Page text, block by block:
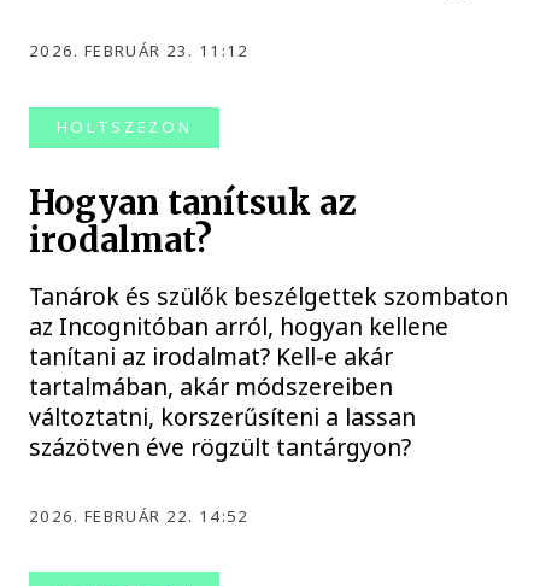
2026. FEBRUÁR 23. 11:12
HOLTSZEZON
Hogyan tanítsuk az
irodalmat?
Tanárok és szülők beszélgettek szombaton
az Incognitóban arról, hogyan kellene
tanítani az irodalmat? Kell-e akár
tartalmában, akár módszereiben
változtatni, korszerűsíteni a lassan
százötven éve rögzült tantárgyon?
2026. FEBRUÁR 22. 14:52